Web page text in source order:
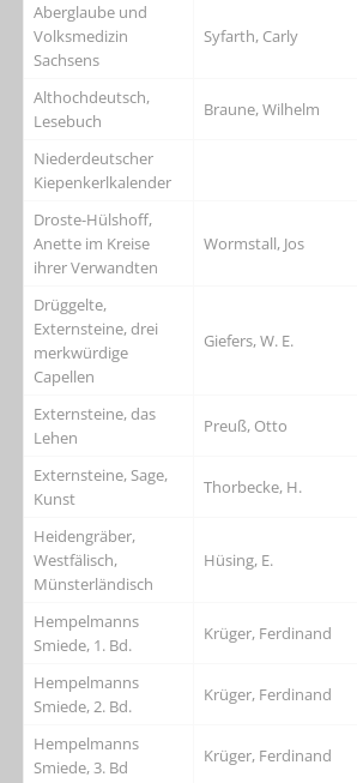
Aberglaube und
Volksmedizin
Sachsens
Syfarth, Carly
Althochdeutsch,
Lesebuch
Braune, Wilhelm
Niederdeutscher
Kiepenkerlkalender
Droste-Hülshoff,
Anette im Kreise
ihrer Verwandten
Wormstall, Jos
Drüggelte,
Externsteine, drei
merkwürdige
Capellen
Giefers, W. E.
Externsteine, das
Lehen
Preuß, Otto
Externsteine, Sage,
Kunst
Thorbecke, H.
Heidengräber,
Westfälisch,
Münsterländisch
Hüsing, E.
Hempelmanns
Smiede, 1. Bd.
Krüger, Ferdinand
Hempelmanns
Smiede, 2. Bd.
Krüger, Ferdinand
Hempelmanns
Smiede, 3. Bd
Krüger, Ferdinand